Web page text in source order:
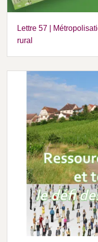
Lettre 57 |
rural